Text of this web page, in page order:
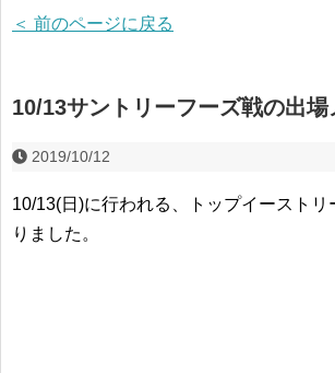
＜ 前のページに戻る
10/13サントリーフーズ戦の出場
2019/10/12
10/13(日)に行われる、トップイースト
りました。